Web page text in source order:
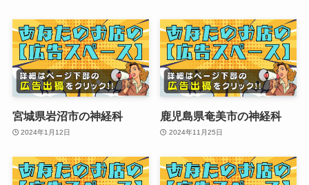
宮城県岩沼市の神経科
2024年1月12日
鹿児島県奄美市の神経科
2024年11月25日